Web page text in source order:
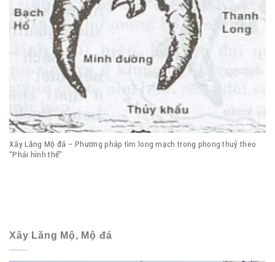
Xây Lăng Mộ đá – Phương pháp tìm long mạch trong phong thuỷ theo
“Phái hình thế”
Xây Lăng Mộ, Mộ đá